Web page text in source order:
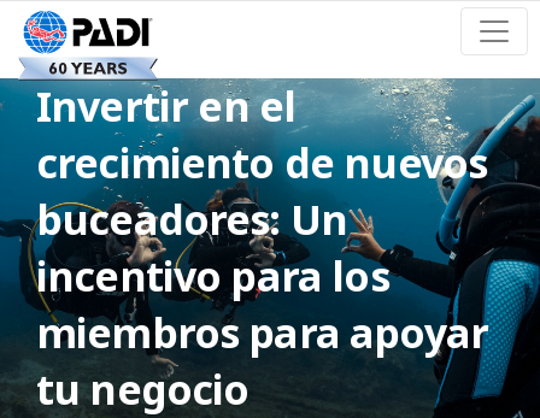
Invertir en el
crecimiento de nuevos
buceadores: Un
incentivo para los
miembros para apoyar
tu negocio